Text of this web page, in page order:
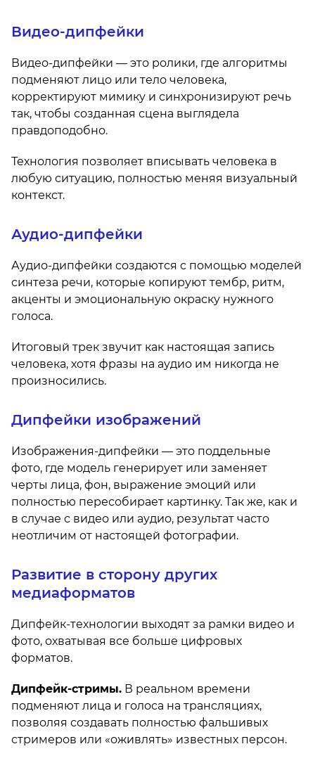
Видео-дипфейки
Видео-дипфейки — это ролики, где алгоритмы
подменяют лицо или тело человека,
корректируют мимику и синхронизируют речь
так, чтобы созданная сцена выглядела
правдоподобно.
Технология позволяет вписывать человека в
любую ситуацию, полностью меняя визуальный
контекст.
Аудио-дипфейки
Аудио-дипфейки создаются с помощью моделей
синтеза речи, которые копируют тембр, ритм,
акценты и эмоциональную окраску нужного
голоса.
Итоговый трек звучит как настоящая запись
человека, хотя фразы на аудио им никогда не
произносились.
Дипфейки изображений
Изображения-дипфейки — это поддельные
фото, где модель генерирует или заменяет
черты лица, фон, выражение эмоций или
полностью пересобирает картинку. Так же, как и
в случае с видео или аудио, результат часто
неотличим от настоящей фотографии.
Развитие в сторону других
медиаформатов
Дипфейк-технологии выходят за рамки видео и
фото, охватывая все больше цифровых
форматов.
Дипфейк-стримы. В реальном времени
подменяют лица и голоса на трансляциях,
позволяя создавать полностью фальшивых
стримеров или «оживлять» известных персон.